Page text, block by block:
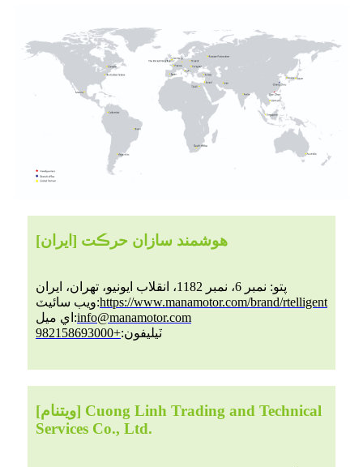
[ايران] هوشمند سازان حرڪت
پتو: نمبر 6، نمبر 1182، انقلاب ايونيو، تهران، ايران
ويب سائيٽ:https://www.manamotor.com/brand/rtelligent
اي ميل:info@manamotor.com
ٽيليفون:+982158693000
[ويتنام] Cuong Linh Trading and Technical
Services Co., Ltd.